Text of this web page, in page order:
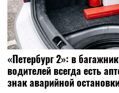
«Петербург 2»: в
водителей всегда есть
знак аварийной